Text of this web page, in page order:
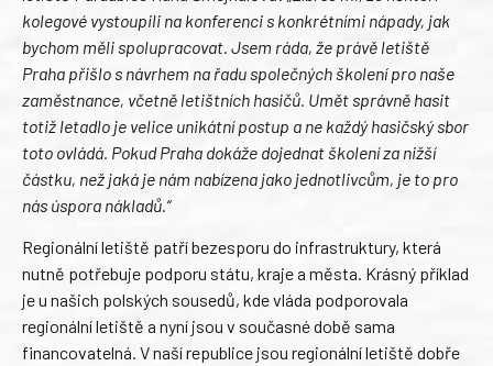
kolegové vystoupili na konferenci s konkrétními nápady, jak
bychom měli spolupracovat. Jsem ráda, že právě letiště
Praha přišlo s návrhem na řadu společných školení pro naše
zaměstnance, včetně letištních hasičů. Umět správně hasit
totiž letadlo je velice unikátní postup a ne každý hasičský sbor
toto ovládá. Pokud Praha dokáže dojednat školení za nižší
částku, než jaká je nám nabízena jako jednotlivcům, je to pro
nás úspora nákladů.“
Regionální letiště patří bezesporu do infrastruktury, která
nutně potřebuje podporu státu, kraje a města. Krásný příklad
je u našich polských sousedů, kde vláda podporovala
regionální letiště a nyní jsou v současné době sama
financovatelná. V naší republice jsou regionální letiště dobře